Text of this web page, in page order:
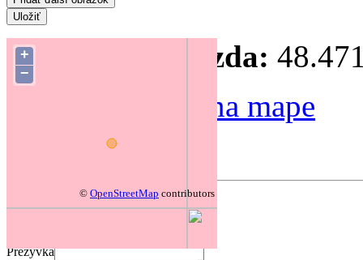
+
−
© OpenStreetMap contributors
Súradnice hniezda:
Zmeniť polohu na mape
Pridať komentár
Prezývka